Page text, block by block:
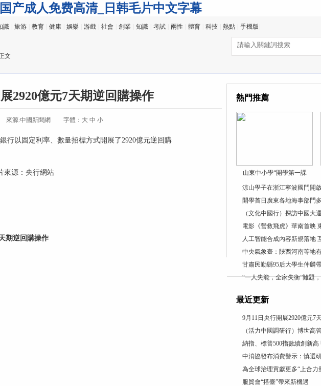
产成人免费高清_日韩毛片中文字幕
識 旅游 教育 健康 娛樂 游戲 社會 創業 知識 考試 兩性 體育 科技 熱點 手機版
文
2920億元7天期逆回購操作
來源:中國新聞網 字體： 大 中 小
行以固定利率、數量招標方式開展了2920億元逆回購
來源：央行網站
期逆回購操作
熱門推薦
山東中小學“開學第一課
涼山學子在浙江寧波國門開
開學首日廣東各地海事部門
（文化中國行）探訪中國大
電影《營救飛虎》華南首映
人工智能合成內容新規落地
中央氣象臺：陜西河南等地
甘肅民勤縣95后大學生仲麟
“一人失能，全家失衡”難題
最近更新
9月11日央行開展2920億元7
（活力中國調研行）博世高
納指、標普500指數續創新高
中消協發布消費警示：慎選
為全球治理貢獻更多“上合力
服貿會“搭臺”帶來新機遇